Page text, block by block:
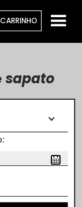
CARRINHO
sapato